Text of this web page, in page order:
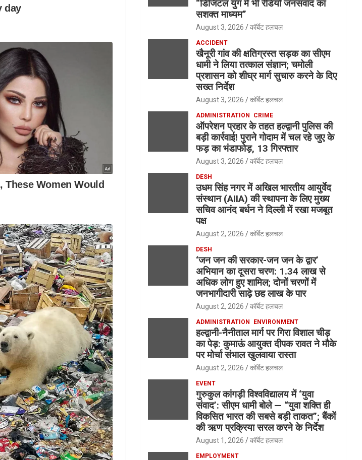
“डिजिटल युग में भी रेडियो जनसंवाद का
सशक्त माध्यम”
August 3, 2026 कॉर्बेट हलचल
ACCIDENT
खैनूरी गांव की क्षतिग्रस्त सड़क का सीएम
धामी ने लिया तत्काल संज्ञान; चमोली
प्रशासन को शीघ्र मार्ग सुचारु करने के दिए
सख्त निर्देश
August 3, 2026 कॉर्बेट हलचल
ADMINISTRATION CRIME
ऑपरेशन प्रहार के तहत हल्द्वानी पुलिस की
बड़ी कार्रवाई! पुराने गोदाम में चल रहे जुए के
फड़ का भंडाफोड़, 13 गिरफ्तार
August 3, 2026 कॉर्बेट हलचल
DESH
उधम सिंह नगर में अखिल भारतीय आयुर्वेद
संस्थान (AIIA) की स्थापना के लिए मुख्य
सचिव आनंद बर्धन ने दिल्ली में रखा मजबूत
पक्ष
August 2, 2026 कॉर्बेट हलचल
DESH
‘जन जन की सरकार-जन जन के द्वार’
अभियान का दूसरा चरण: 1.34 लाख से
अधिक लोग हुए शामिल; दोनों चरणों में
जनभागीदारी साढ़े छह लाख के पार
August 2, 2026 कॉर्बेट हलचल
ADMINISTRATION ENVIRONMENT
हल्द्वानी-नैनीताल मार्ग पर गिरा विशाल चीड़
का पेड़: कुमाऊं आयुक्त दीपक रावत ने मौके
पर मोर्चा संभाल खुलवाया रास्ता
August 2, 2026 कॉर्बेट हलचल
EVENT
गुरुकुल कांगड़ी विश्वविद्यालय में ‘युवा
संवाद’: सीएम धामी बोले — “युवा शक्ति ही
विकसित भारत की सबसे बड़ी ताकत”; बैंकों
की ऋण प्रक्रिया सरल करने के निर्देश
August 1, 2026 कॉर्बेट हलचल
EMPLOYMENT